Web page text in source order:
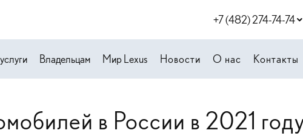
+7 (482) 274-74-74
Владельцам Мир Lexus Новости О нас Контакты
в России в 2021